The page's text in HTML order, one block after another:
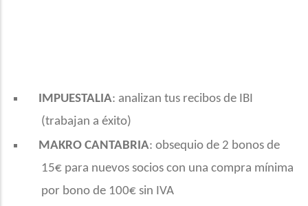
IMPUESTALIA: analizan tus recibos de IBI
(trabajan a éxito)
MAKRO CANTABRIA: obsequio de 2 bonos de
15€ para nuevos socios con una compra mínima
por bono de 100€ sin IVA